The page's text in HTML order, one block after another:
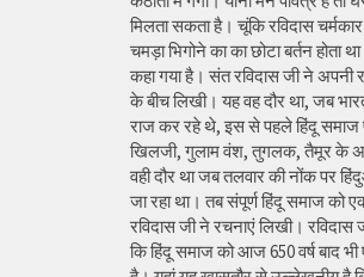
मिलता सकता है। चूंकि रविदास
चमड़ा भिगोने का का छोटा बर्तन होता
कहा गया है। संत रविदास जी ने अपनी
के बीच लिखी। यह वह दौर था, जब
राज कर रहे थे, इस से पहले हिंदू समाज
खिलजी, गुलाम वंश, तुगलक, तैमूर के
वही दौर था जब तलवार की नोंक पर
जा रहा था। तब संपूर्ण हिंदू समाज
रविदास जी ने रचनाएं लिखी। रविदास
कि हिंदू समाज को आज 650 वर्ष बाद